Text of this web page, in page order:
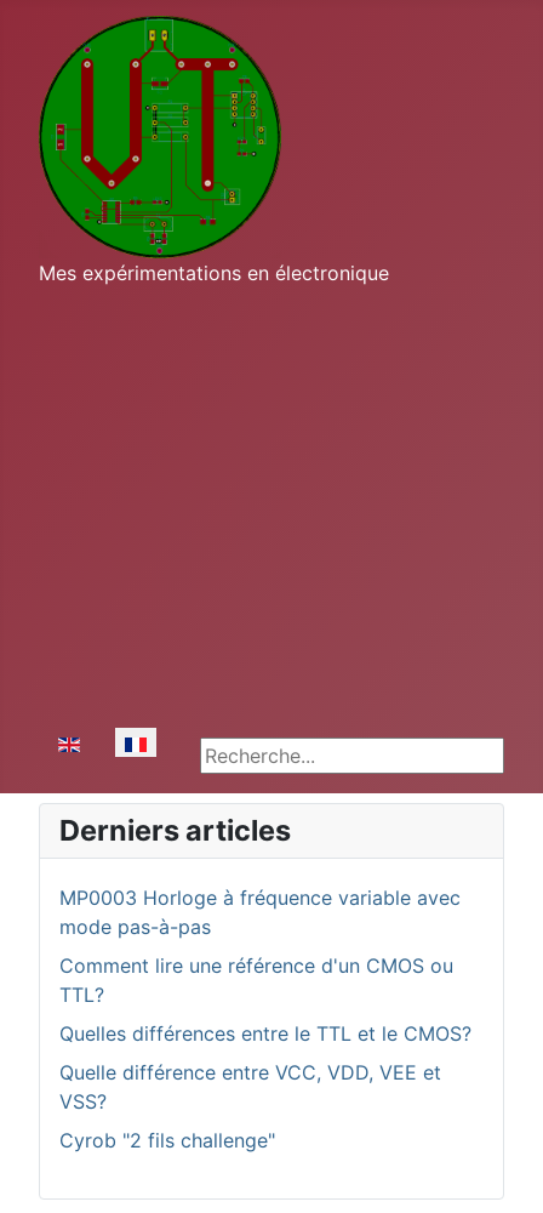
Mes expérimentations en électronique
Sélectionnez votre langue
Rechercher
Derniers articles
MP0003 Horloge à fréquence variable avec
mode pas-à-pas
Comment lire une référence d'un CMOS ou
TTL?
Quelles différences entre le TTL et le CMOS?
Quelle différence entre VCC, VDD, VEE et
VSS?
Cyrob "2 fils challenge"